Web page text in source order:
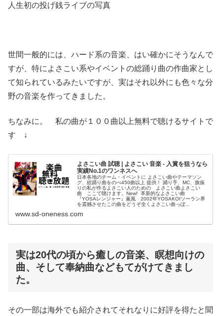
人生初の投げ銭ライブの写真
世間一般的には、ハード系の音楽、はい確かにそうなんで
すが、特によさこい系やイベントの総踊り曲の作曲家とし
て知られているみたいですが、実はそれ以外にも色々な分
野の音楽を作ってきました。
ちなみに。 私の曲が１００曲以上無料で聴けるサイトで
す ↓
よさこい曲 試聴 | よさこい 音楽 - 入賞を狙うなら
実績No.1のワンネスへ
日本各地のチーム・イベントに よさこい曲やテーマソン
グ、総踊り曲をのべ450曲以上 提供！ 踊り手、MC、旗振
りの私が作るよさこい人のための よさこい曲よさこい
曲 ここで聴けます。New! 革新的なよさこい曲
『YOSAレンジャー』薫風 2002年YOSAKOIソーラン界
を震撼させたこの曲をどうぞ全くよさこい曲っぽ...
www.sd-oneness.com
実は20代の頃から癒しの音楽、瞑想向けの
曲、そして奉納曲などもてがけてきまし
た。
その一部は海外でも紹介されてそれなりに好評を得たと聞